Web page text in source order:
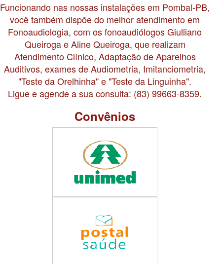
Funcionando nas nossas instalações em Pombal-PB,
você também dispõe do melhor atendimento em
Fonoaudiologia, com os fonoaudiólogos Giulliano
Queiroga e Aline Queiroga, que realizam
Atendimento Clínico, Adaptação de Aparelhos
Auditivos, exames de Audiometria, Imitanciometria,
"Teste da Orelhinha" e "Teste da Linguinha".
Ligue e agende a sua consulta: (83) 99663-8359.
Convênios